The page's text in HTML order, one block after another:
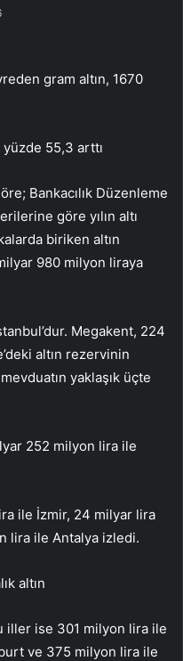
gram altın, 1670
yüzde 55,3 arttı
Bankacılık Düzenleme
göre yılın altı
biriken altın
980 milyon liraya
Megakent, 224
altın rezervinin
yaklaşık üçte
252 milyon lira ile
ile İzmir, 24 milyar lira
lira ile Antalya izledi.
altın
iller ise 301 milyon lira ile
ve 375 milyon lira ile